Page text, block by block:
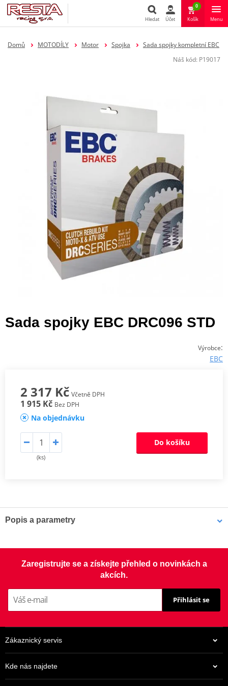
Hledat
Hledat Účet
0
Košík Menu
Domů MOTODÍLY Motor Spojka
Sada spojky kompletní EBC
Náš kód: P19017
Sada spojky EBC DRC096 STD
Výrobce:
EBC
2 317 Kč Včetně DPH
1 915 Kč Bez DPH
Na objednávku
(ks)
Do košíku
Popis a parametry
Kompletní sada standardních třecích i ocelových unášecích lamel
pro offroad (motocross, enduro a ATV), včetně zesílených
Zaregistrujte se a získejte přehled o novinkách a
akcích.
Přihlásit se
Zákaznický servis
Kde nás najdete